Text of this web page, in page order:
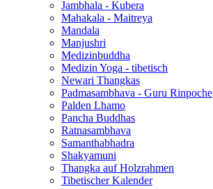
Jambhala - Kubera
Mahakala - Maitreya
Mandala
Manjushri
Medizinbuddha
Medizin Yoga - tibetisch
Newari Thangkas
Padmasambhava - Guru Rinpoche
Palden Lhamo
Pancha Buddhas
Ratnasambhava
Samanthabhadra
Shakyamuni
Thangka auf Holzrahmen
Tibetischer Kalender